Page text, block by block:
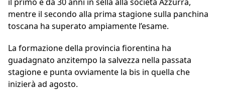
mentre il secondo alla prima stagione sulla panchina
toscana ha superato ampiamente l’esame.
La formazione della provincia fiorentina ha
guadagnato anzitempo la salvezza nella passata
stagione e punta ovviamente la bis in quella che
inizierà ad agosto.